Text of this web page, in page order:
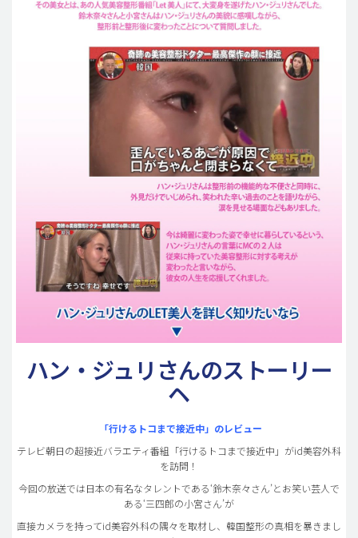
ハン・ジュリさんのストーリー
ヘ
「行けるトコまで接近中」のレビュー
テレビ朝日の超接近バラエティ番組「行けるトコまで接近中」がid美容外科
を訪問！
今回の放送では日本の有名なタレントである‘鈴木奈々さん’とお笑い芸人で
ある‘三四郎の小宮さん’が
直接カメラを持ってid美容外科の隅々を取材し、韓国整形の真相を暴きまし